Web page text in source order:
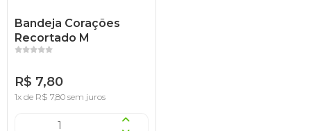
Bandeja Corações
Recortado M
R$ 7,80
1x de R$ 7,80 sem juros